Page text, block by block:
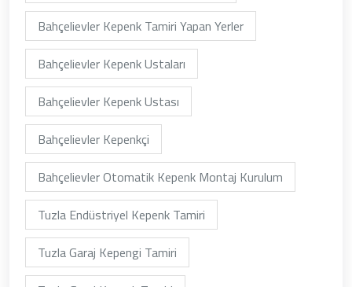
Bahçelievler Kepenk Tamiri Yapan Yerler
Bahçelievler Kepenk Ustaları
Bahçelievler Kepenk Ustası
Bahçelievler Kepenkçi
Bahçelievler Otomatik Kepenk Montaj Kurulum
Tuzla Endüstriyel Kepenk Tamiri
Tuzla Garaj Kepengi Tamiri